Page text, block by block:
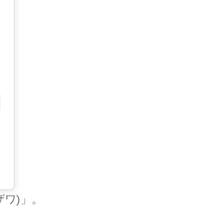
)」。